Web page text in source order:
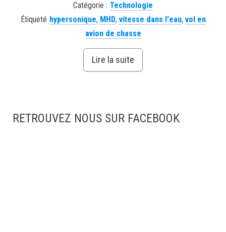
Catégorie : Technologie
Étiqueté hypersonique, MHD, vitesse dans l'eau, vol en
avion de chasse
Lire la suite
RETROUVEZ NOUS SUR FACEBOOK